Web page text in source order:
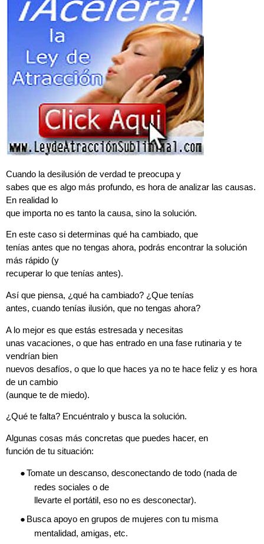
Cuando la desilusión de verdad te preocupa y
sabes que es algo más profundo, es hora de analizar las causas.
En realidad lo
que importa no es tanto la causa, sino la solución.
En este caso si determinas qué ha cambiado, que
tenías antes que no tengas ahora, podrás encontrar la solución
más rápido (y
recuperar lo que tenías antes).
Así que piensa, ¿qué ha cambiado? ¿Que tenías
antes, cuando tenías ilusión, que no tengas ahora?
A lo mejor es que estás estresada y necesitas
unas vacaciones, o que has entrado en una fase rutinaria y te
vendrían bien
nuevos desafíos, o que lo que haces ya no te hace feliz y es hora
de un cambio
(aunque te de miedo).
¿Qué te falta? Encuéntralo y busca la solución.
Algunas cosas más concretas que puedes hacer, en
función de tu situación:
●Tomate un descanso, desconectando de todo (nada de
redes sociales o de
llevarte el portátil, eso no es desconectar).
● Busca apoyo en grupos de mujeres con tu misma
mentalidad, amigas, etc.